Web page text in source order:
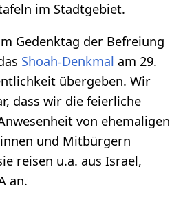
im Stadtgebiet.
Gedenktag der Befreiung
Shoah-Denkmal am 29.
übergeben. Wir
dass wir die feierliche
von ehemaligen
und Mitbürgern
reisen u.a. aus Israel,
an.